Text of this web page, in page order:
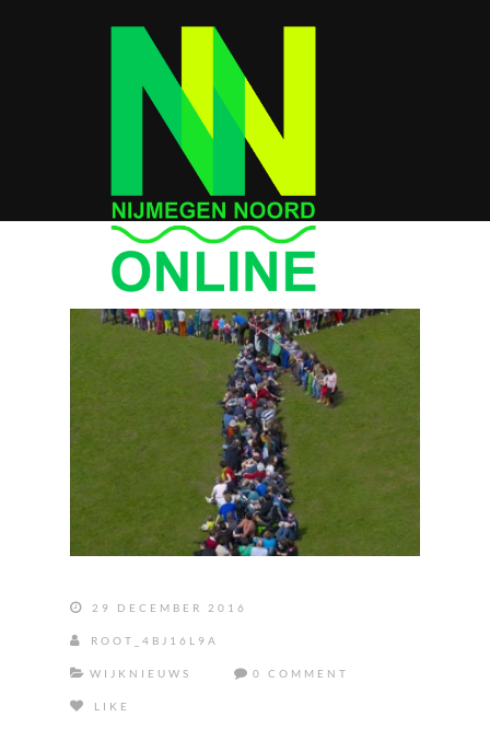
29 DECEMBER 2016
ROOT_4BJ16L9A
WIJKNIEUWS 0 COMMENT
LIKE